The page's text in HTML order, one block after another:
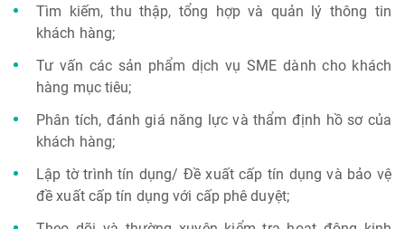
Tìm kiếm, thu thập, tổng hợp và quản lý thông tin
khách hàng;
Tư vấn các sản phẩm dịch vụ SME dành cho khách
hàng mục tiêu;
Phân tích, đánh giá năng lực và thẩm định hồ sơ của
khách hàng;
Lập tờ trình tín dụng/ Đề xuất cấp tín dụng và bảo vệ
đề xuất cấp tín dụng với cấp phê duyệt;